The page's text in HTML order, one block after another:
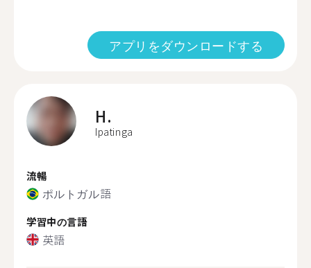
アプリをダウンロードする
H.
Ipatinga
流暢
ポルトガル語
学習中の言語
英語